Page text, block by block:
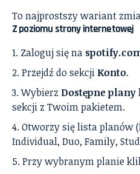
To najprostszy wariant
Z poziomu strony internetowej
Zaloguj się na
Przejdź do sekcji Konto.
Wybierz Dostępne plany
sekcji z Twoim pakietem.
Otworzy się lista planów
Individual, Duo, Family,
Przy wybranym planie